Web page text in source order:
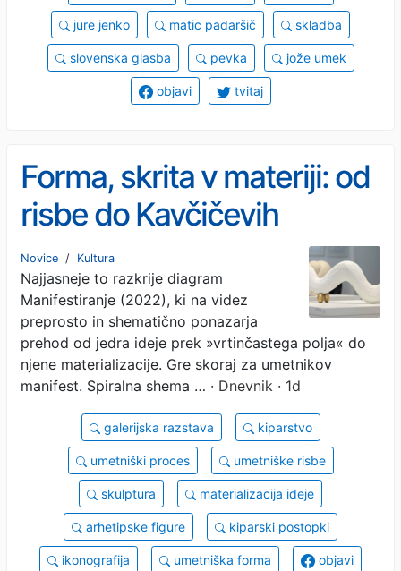
jure jenko matic padaršič skladba
slovenska glasba pevka jože umek
objavi tvitaj
Forma, skrita v materiji: od
risbe do Kavčičevih
kamnitih arhetipov
Novice / Kultura
Najjasneje to razkrije diagram
Manifestiranje (2022), ki na videz
preprosto in shematično ponazarja
prehod od jedra ideje prek »vrtinčastega polja« do
njene materializacije. Gre skoraj za umetnikov
manifest. Spiralna shema … · Dnevnik · 1d
galerijska razstava kiparstvo
umetniški proces umetniške risbe
skulptura materializacija ideje
arhetipske figure kiparski postopki
ikonografija umetniška forma objavi